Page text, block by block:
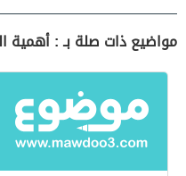
مواضيع ذات صلة بـ : أهمية